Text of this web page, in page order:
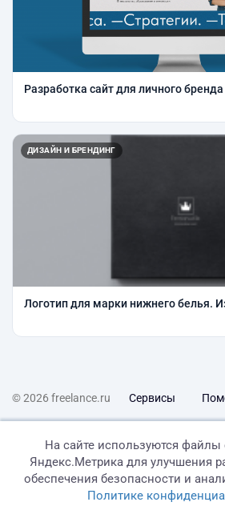
Разработка сайт для личного бренда
ДИЗАЙН И БРЕНДИНГ
Логотип для марки нижнего белья.
© 2026 freelance.ru Сервисы
Дисклеймер о ЗоЗПП Отказ от
На сайте используются файлы
Яндекс.Метрика для улучшения
обеспечения безопасности и
Политике